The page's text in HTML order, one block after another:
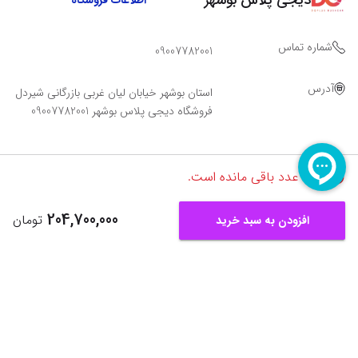
تنها 1عدد باقی مانده است.
افزودن به سبد خرید 204,700,000 تومان
شماره تماس 09007782001
آدرس
استان بوشهر خیابان لیان غربی بازرگانی شیردل
فروشگاه دیجی پلاس بوشهر 09007782001